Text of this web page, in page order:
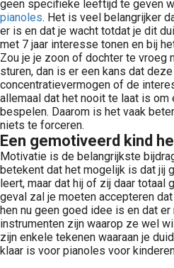
geen specifieke leeftijd te geven
pianoles. Het is veel belangrijker
er is en dat je wacht totdat je dit
met 7 jaar interesse tonen en bij
Zou je je zoon of dochter te vroeg
sturen, dan is er een kans dat
concentratievermogen of de
allemaal dat het nooit te laat is
bespelen. Daarom is het vaak
niets te forceren.
Een gemotiveerd kind
Motivatie is de belangrijkste
betekent dat het mogelijk is dat jij
leert, maar dat hij of zij daar totaal
geval zal je moeten accepteren
hen nu geen goed idee is en dat
instrumenten zijn waarop ze wel
zijn enkele tekenen waaraan je
klaar is voor pianoles voor